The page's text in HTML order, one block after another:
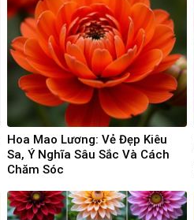
Hoa Mao Lương: Vẻ Đẹp Kiêu
Sa, Ý Nghĩa Sâu Sắc Và Cách
Chăm Sóc